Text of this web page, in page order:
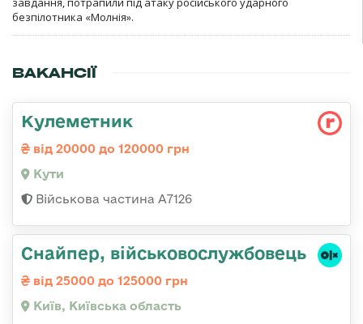
безпілотника «Молнія».
ВАКАНСІЇ
Кулеметник
від 20000 до 120000 грн
Кути
Військова частина А7126
Снайпер, військовослужбовець
від 25000 до 125000 грн
Київ, Київська область